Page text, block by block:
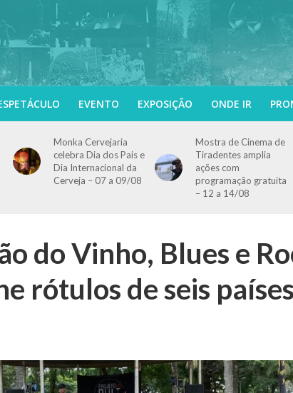
EVENTO EXPOSIÇÃO ONDE IR
Monka Cervejaria
celebra Dia dos Pais e
Dia Internacional da
Cerveja – 07 a 09/08
Mostra de Cinema de
Tiradentes amplia
ações com
programação gratuita
– 12 a 14/08
do Vinho, Blues e
rótulos de seis